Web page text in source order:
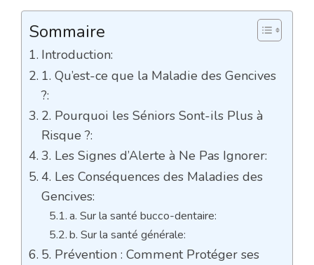
Sommaire
Introduction:
1. Qu’est-ce que la Maladie des Gencives
?:
2. Pourquoi les Séniors Sont-ils Plus à
Risque ?:
3. Les Signes d’Alerte à Ne Pas Ignorer:
4. Les Conséquences des Maladies des
Gencives:
a. Sur la santé bucco-dentaire:
b. Sur la santé générale:
5. Prévention : Comment Protéger ses